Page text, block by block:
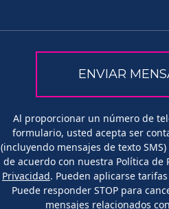
Al proporcionar un número de
formulario, usted acepta ser
(incluyendo mensajes de texto
de acuerdo con nuestra Política de
Privacidad. Pueden aplicarse
Puede responder STOP para
mensajes relacionados